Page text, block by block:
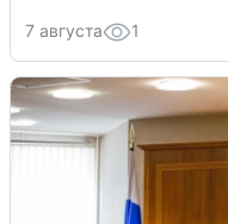
7 августа 1